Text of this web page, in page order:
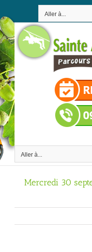
contenu
Aller à...
Aller à...
Mercredi 30